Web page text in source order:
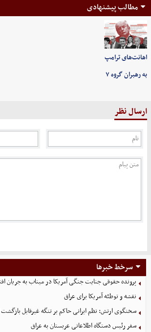
مطالب پیشنهادی
اهانت‌های ترامپ
به رهبران گروه ۷
ارسال نظر
سرخط خبرها
پرونده حقوقی جنایت جنگی آمریکا در میناب به جریان
نقشه و توطئه آمریکا برای عراق
سخنگوی ارتش: نظم ایرانی حاکم بر تنگه غیرقابل
سفر رئیس دستگاه اطلاعاتی عربستان به عراق